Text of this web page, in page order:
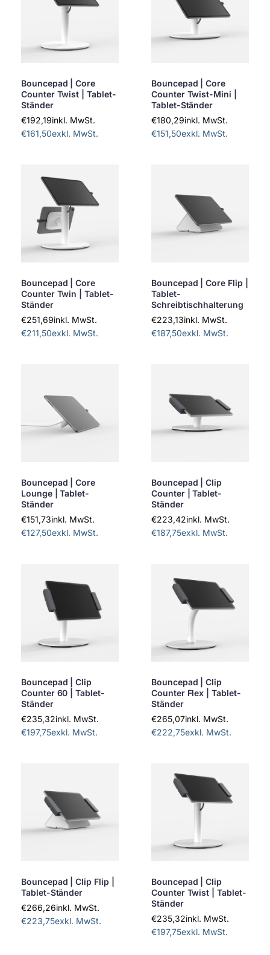
Bouncepad | Core
Counter Twist | Tablet-
Ständer
€192,19inkl. MwSt.
€161,50exkl. MwSt.
Bouncepad | Core
Counter Twist-Mini |
Tablet-Ständer
€180,29inkl. MwSt.
€151,50exkl. MwSt.
Bouncepad | Core
Counter Twin | Tablet-
Ständer
€251,69inkl. MwSt.
€211,50exkl. MwSt.
Bouncepad | Core Flip |
Tablet-
Schreibtischhalterung
€223,13inkl. MwSt.
€187,50exkl. MwSt.
Bouncepad | Core
Lounge | Tablet-
Ständer
€151,73inkl. MwSt.
€127,50exkl. MwSt.
Bouncepad | Clip
Counter | Tablet-
Ständer
€223,42inkl. MwSt.
€187,75exkl. MwSt.
Bouncepad | Clip
Counter 60 | Tablet-
Ständer
€235,32inkl. MwSt.
€197,75exkl. MwSt.
Bouncepad | Clip
Counter Flex | Tablet-
Ständer
€265,07inkl. MwSt.
€222,75exkl. MwSt.
Bouncepad | Clip Flip |
Tablet-Ständer
€266,26inkl. MwSt.
€223,75exkl. MwSt.
Bouncepad | Clip
Counter Twist | Tablet-
Ständer
€235,32inkl. MwSt.
€197,75exkl. MwSt.